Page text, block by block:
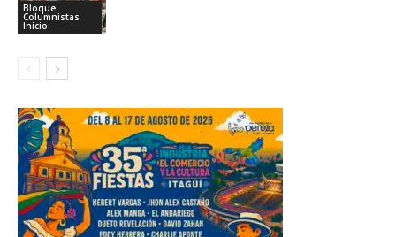
Bloque
Columnistas
Inicio